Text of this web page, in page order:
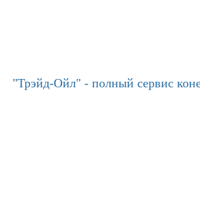
"Трэйд-Ойл" - полный сервис